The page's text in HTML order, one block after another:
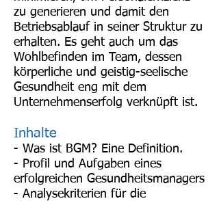
zu generieren und damit den
Betriebsablauf in seiner Struktur zu
erhalten. Es geht auch um das
Wohlbefinden im Team, dessen
körperliche und geistig-seelische
Gesundheit eng mit dem
Unternehmenserfolg verknüpft ist.
Inhalte
- Was ist BGM? Eine Definition.
- Profil und Aufgaben eines
erfolgreichen Gesundheitsmanagers
- Analysekriterien für die